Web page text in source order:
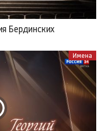
Бердинских
Имена